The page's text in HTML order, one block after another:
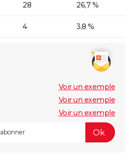
28 26,7 %
4 3,8 %
Voir un exemple
Voir un exemple
Voir un exemple